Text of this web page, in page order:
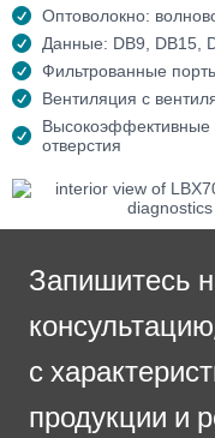
Оптоволокно:
Данные: DB9, DB15,
Фильтрованные
Вентиляция с
Высокоэффективные
отверстия
Запишитесь
с
продукции и